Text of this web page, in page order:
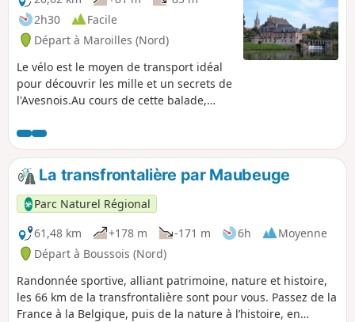
2h30
Facile
Départ à Maroilles (Nord)
Le vélo est le moyen de transport idéal
pour découvrir les mille et un secrets de
l'Avesnois.Au cours de cette balade,
moulins de Grand-Fayt et Maroilles.
La transfrontalière par Maubeuge
Parc Naturel Régional
61,48 km
+178 m -171 m 6h
Moyenne
Départ à Boussois (Nord)
Randonnée sportive, alliant patrimoine, nature et histoire,
les 66 km de la transfrontalière sont pour vous. Passez de la
France à la Belgique, puis de la nature à l’histoire, en